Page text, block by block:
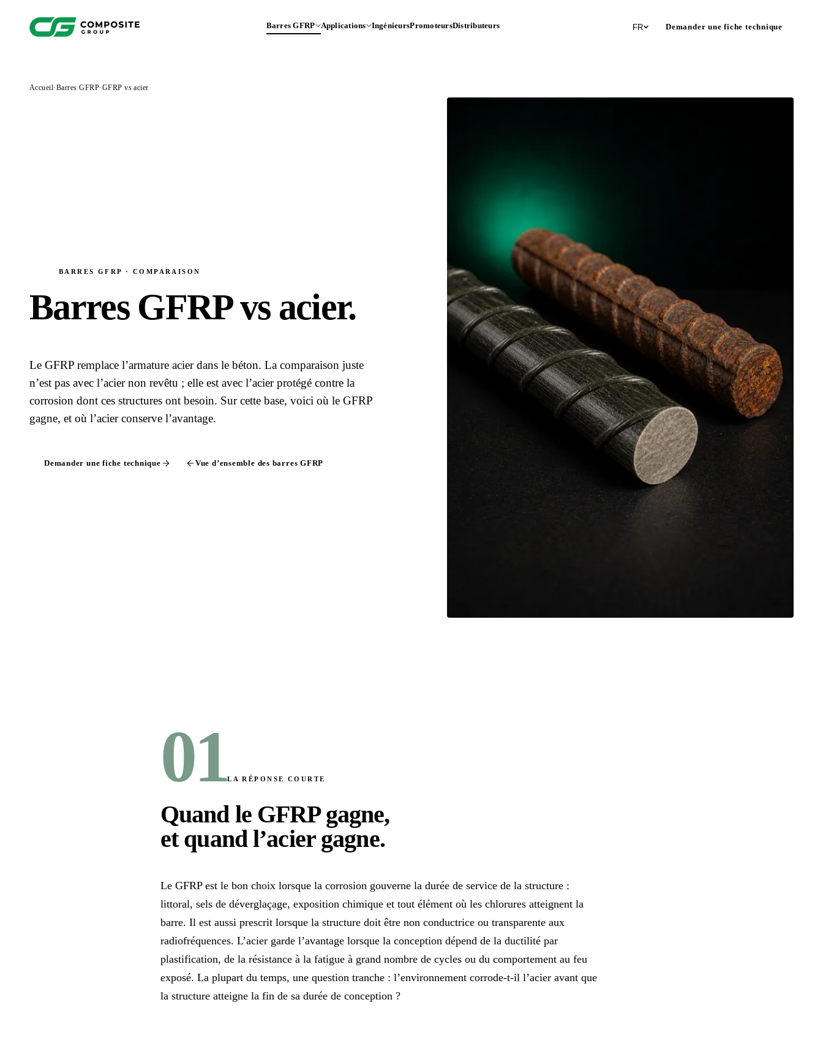
Barres GFRP Applications IngénieursPromoteursDistributeurs FR Demander une fiche technique
Accueil·Barres GFRP·GFRP vs acier
BARRES GFRP · COMPARAISON
Barres GFRP vs acier.
Le GFRP remplace l’armature acier dans le béton. La comparaison juste
n’est pas avec l’acier non revêtu ; elle est avec l’acier protégé contre la
corrosion dont ces structures ont besoin. Sur cette base, voici où le GFRP
gagne, et où l’acier conserve l’avantage.
Demander une fiche technique Vue d’ensemble des barres GFRP
01LA RÉPONSE COURTE
Quand le GFRP gagne,
et quand l’acier gagne.
Le GFRP est le bon choix lorsque la corrosion gouverne la durée de service de la structure :
littoral, sels de déverglaçage, exposition chimique et tout élément où les chlorures atteignent la
barre. Il est aussi prescrit lorsque la structure doit être non conductrice ou transparente aux
radiofréquences. L’acier garde l’avantage lorsque la conception dépend de la ductilité par
plastification, de la résistance à la fatigue à grand nombre de cycles ou du comportement au feu
exposé. La plupart du temps, une question tranche : l’environnement corrode-t-il l’acier avant que
la structure atteigne la fin de sa durée de conception ?